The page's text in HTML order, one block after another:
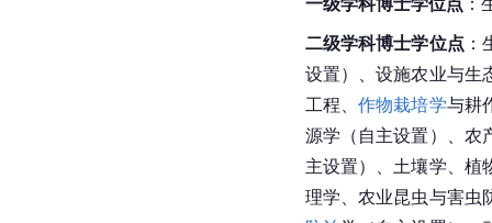
二级学科博士学位点 ：
设置）、设施农业与生
工程、作物栽培学与耕
源学（自主设置）、农
主设置）、土壤学、 植
理学、农业昆虫与害虫